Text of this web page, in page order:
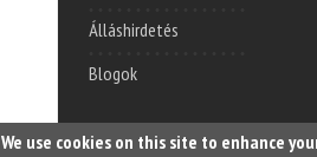
Álláshirdetés
Blogok
We use cookies on this site to enhance